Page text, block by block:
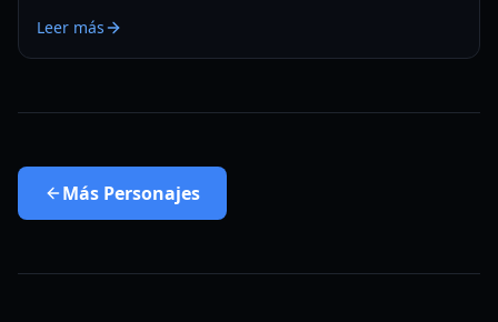
principiante a endgame.
Leer más
Más Personajes